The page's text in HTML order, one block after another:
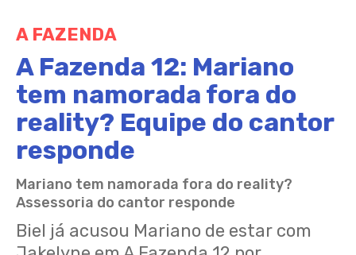
A FAZENDA
A Fazenda 12: Mariano
tem namorada fora do
reality? Equipe do cantor
responde
Mariano tem namorada fora do reality?
Assessoria do cantor responde
Biel já acusou Mariano de estar com